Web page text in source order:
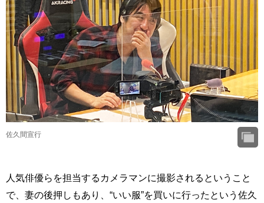
佐久間宣行
人気俳優らを担当するカメラマンに撮影されるということ
で、妻の後押しもあり、“いい服”を買いに行ったという佐久